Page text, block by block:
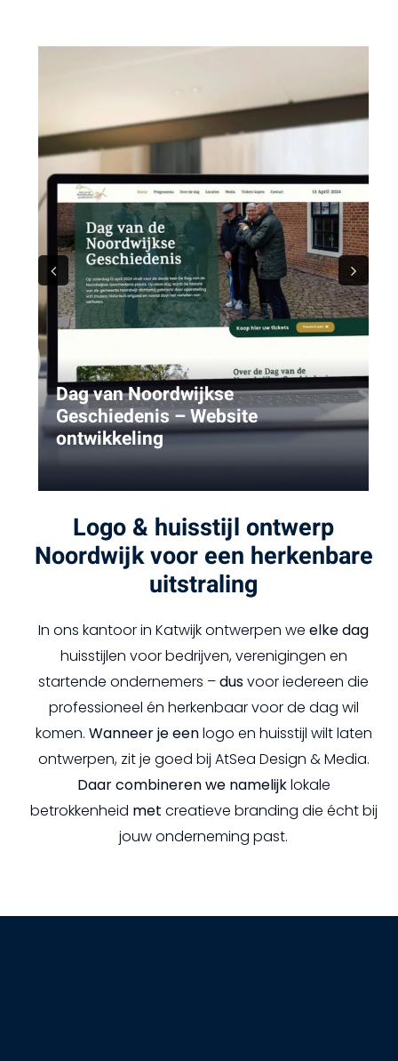
Previous
Dag van Noordwijkse
Geschiedenis – Website
ontwikkeling
Next
Logo & huisstijl ontwerp
Noordwijk voor een herkenbare
uitstraling
In ons kantoor in Katwijk ontwerpen we elke dag
huisstijlen voor bedrijven, verenigingen en
startende ondernemers –dusvoor iedereen die
professioneel én herkenbaar voor de dag wil
komen. Wanneer je eenlogo en huisstijl wilt laten
ontwerpen, zit je goed bij AtSea Design & Media.
Daar combineren we namelijklokale
betrokkenheid met creatieve branding die écht bij
jouw onderneming past.